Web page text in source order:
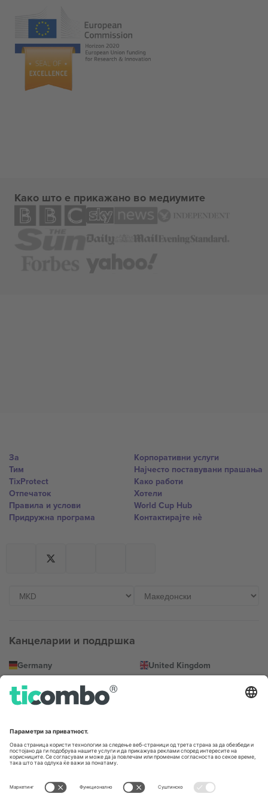
Како што е прикажано во медиумите
За
Тим
TixProtect
Отпечаток
Правила и услови
Придружна програма
Корпоративни услуги
Најчесто поставувани прашања
Како работи
Хотели
World Cup Hub
Контактирајте нѐ
Канцеларии и поддршка
Germany
Unter den Linden 24, 10117
Berlin, Germany
United Kingdom
United States
131 Continental Dr, Suite 305,
Newark, Delaware 19713, United
Dorfstrasse 52a, 6390
Engelberg, Switzerland